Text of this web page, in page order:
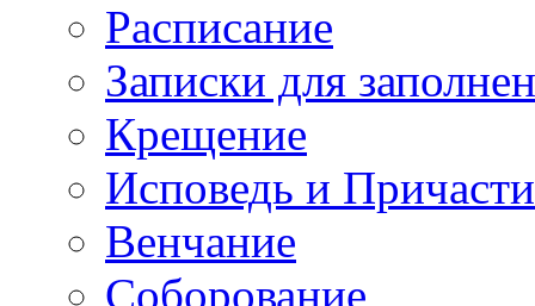
Расписание
Записки для
Крещение
Исповедь и
Венчание
Соборование